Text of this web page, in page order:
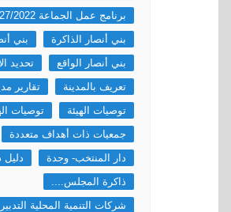
برنامج عمل الجماعة 2027/2022
بني أنصار الذاكرة
بني
بني أنصار الواقع
تحديد
تعريف بالمدينة
تقارير
توصيات الهيئة
توصيات
جمعيات ذات أهداف متعددة
دار المنتخب- وجدة
دليل
ذاكرة المجلس....
شركات التنمية المحلية